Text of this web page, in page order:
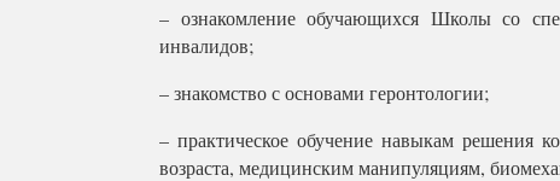
– ознакомление обучающихся Школы со
инвалидов;
– знакомство с основами геронтологии;
– практическое обучение навыкам решения
возраста, медицинским манипуляциям,